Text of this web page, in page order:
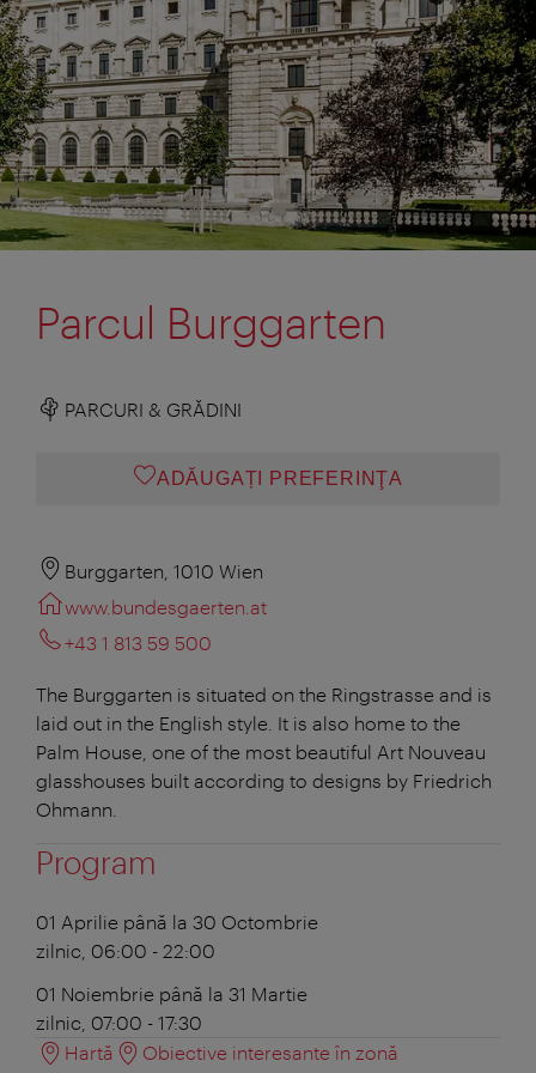
Parcul Burggarten
PARCURI & GRĂDINI
ADĂUGAȚI PREFERINŢA
Burggarten, 1010 Wien
www.bundesgaerten.at
+43 1 813 59 500
The Burggarten is situated on the Ringstrasse and is
laid out in the English style. It is also home to the
Palm House, one of the most beautiful Art Nouveau
glasshouses built according to designs by Friedrich
Ohmann.
Program
01 Aprilie până la 30 Octombrie
zilnic, 06:00 - 22:00
01 Noiembrie până la 31 Martie
zilnic, 07:00 - 17:30
Hartă
Obiective interesante în zonă